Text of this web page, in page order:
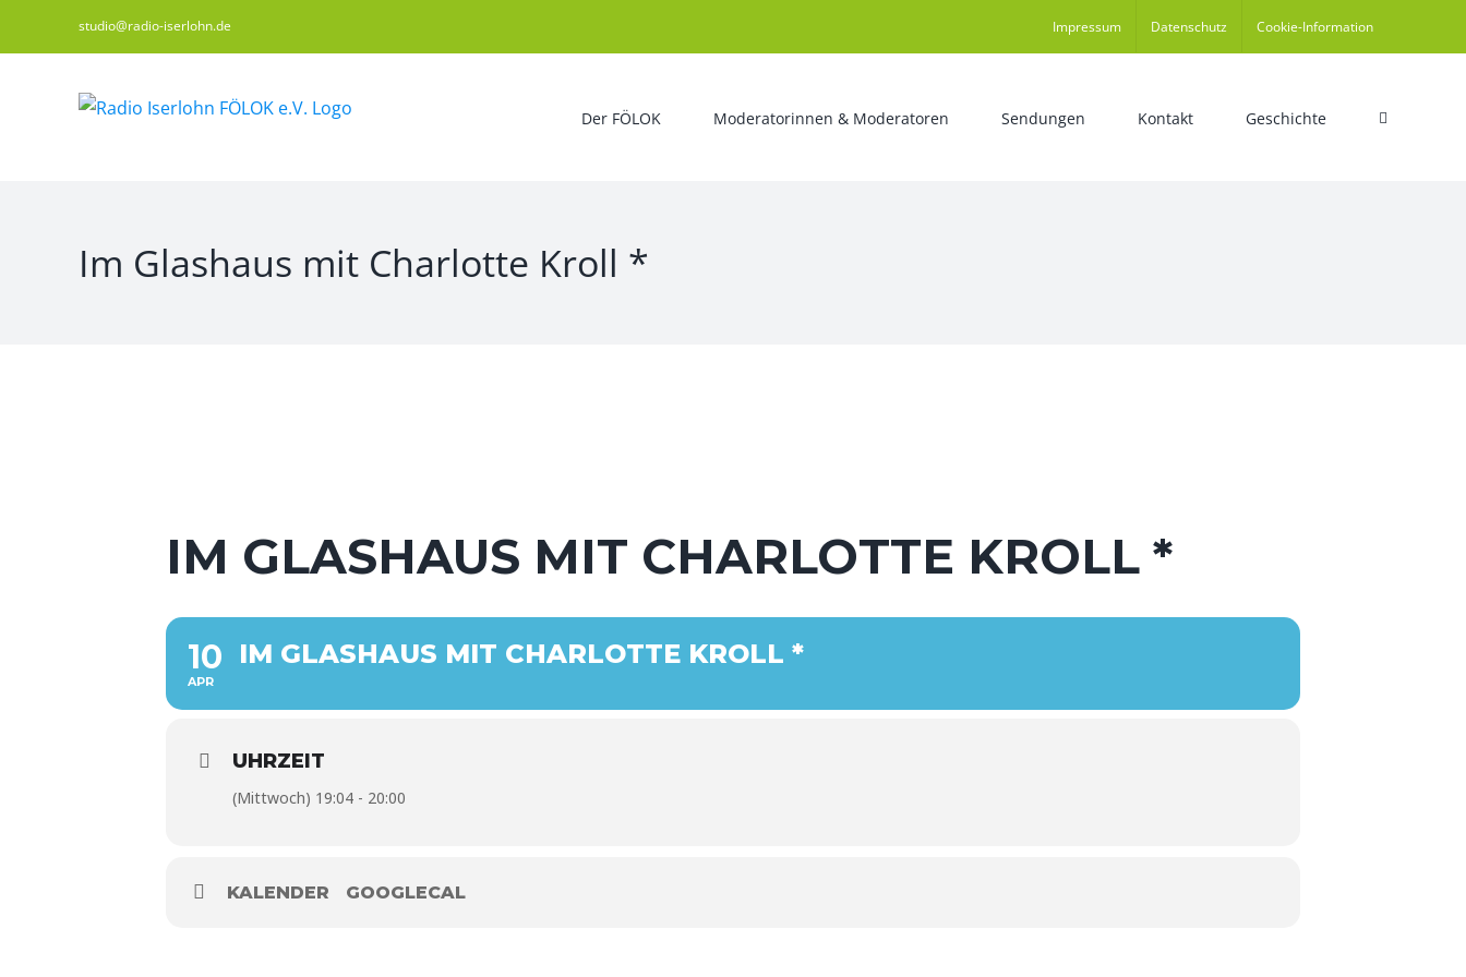
studio@radio-iserlohn.de Impressum Datenschutz Cookie-Information
Der FÖLOK Moderatorinnen & Moderatoren Sendungen Kontakt Geschichte
Im Glashaus mit Charlotte Kroll *
IM GLASHAUS MIT CHARLOTTE KROLL *
10
APR
IM GLASHAUS MIT CHARLOTTE KROLL *
UHRZEIT
(Mittwoch) 19:04 - 20:00
KALENDER GOOGLECAL